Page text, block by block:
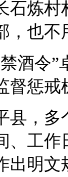
石炼村
，也
令”卓
督惩戒
，多个
、工作
出明